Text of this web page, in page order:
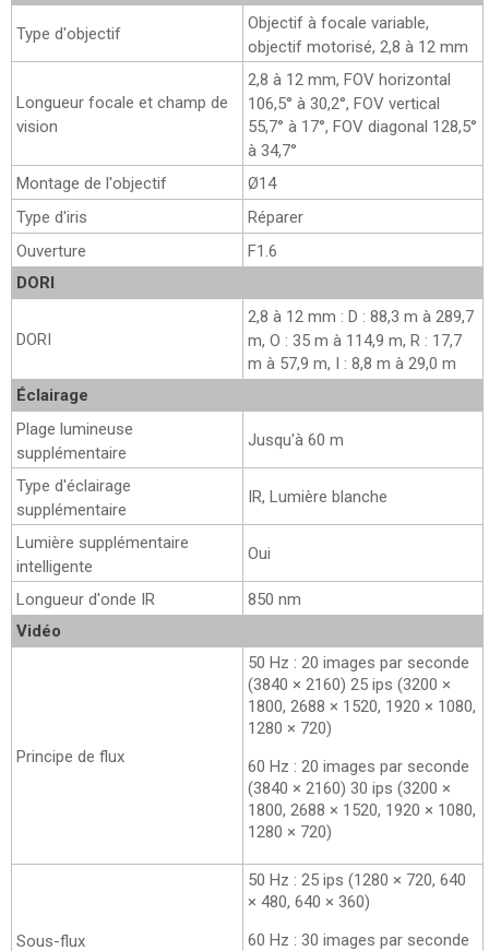
Type d'objectif
Objectif à focale variable,
objectif motorisé, 2,8 à 12 mm
Longueur focale et champ de
vision
2,8 à 12 mm, FOV horizontal
106,5° à 30,2°, FOV vertical
55,7° à 17°, FOV diagonal 128,5°
à 34,7°
Montage de l'objectif
Ø14
Type d'iris
Réparer
Ouverture
F1.6
DORI
DORI
2,8 à 12 mm : D : 88,3 m à 289,7
m, O : 35 m à 114,9 m, R : 17,7
m à 57,9 m, I : 8,8 m à 29,0 m
Éclairage
Plage lumineuse
supplémentaire
Jusqu'à 60 m
Type d'éclairage
supplémentaire
IR, Lumière blanche
Lumière supplémentaire
intelligente
Oui
Longueur d'onde IR
850 nm
Vidéo
Principe de flux
50 Hz : 20 images par seconde
(3840 × 2160) 25 ips (3200 ×
1800, 2688 × 1520, 1920 × 1080,
1280 × 720)
60 Hz : 20 images par seconde
(3840 × 2160) 30 ips (3200 ×
1800, 2688 × 1520, 1920 × 1080,
1280 × 720)
Sous-flux
50 Hz : 25 ips (1280 × 720, 640
× 480, 640 × 360)
60 Hz : 30 images par seconde